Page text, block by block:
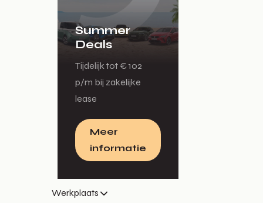
Summer
Deals
Tijdelijk tot € 102
p/m bij zakelijke
lease
Meer
informatie
Werkplaats